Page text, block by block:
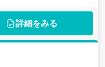
詳細をみる